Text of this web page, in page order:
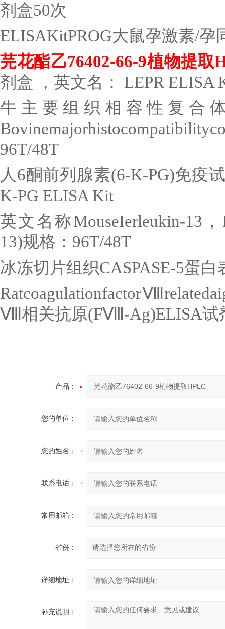
剂盒50次
ELISAKitPROG大鼠孕激素/孕
芫花酯乙76402-66-9植物提取
剂盒 ，英文名：
LEPR ELISA
牛主要组织相容性复合
96T/48T
人6酮前列腺素(6-K-PG)免疫
K-PG ELISA Kit
英文名称MouseIerleukin-13 ，
13)规格： 96T/48T
冰冻切片组织CASPASE-5蛋白
RatcoagulationfactorⅧ
Ⅷ相关抗原(FⅧ -Ag)ELISA试
产品：
您的单位：
您的姓名：
联系电话：
常用邮箱：
省份：
详细地址：
补充说明：